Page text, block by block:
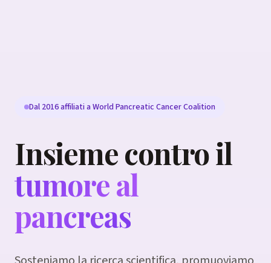
Dal 2016 affiliati a World Pancreatic Cancer Coalition
Insieme contro il
tumore al
pancreas